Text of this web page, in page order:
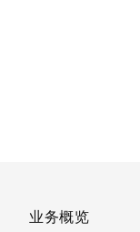
业务概览